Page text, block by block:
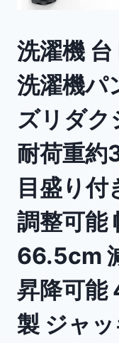
洗濯機 台
洗濯機パ
ズリダク
耐荷重
目盛り付
調整可能
66.5cm
昇降可能
製 ジャ